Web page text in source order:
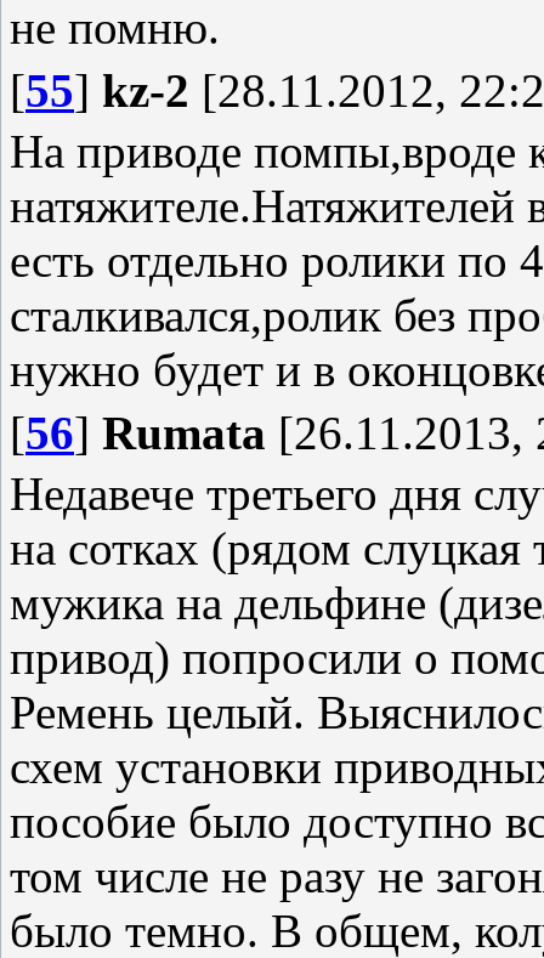
не помню.
[55] kz-2 [28.11.2012,
На приводе помпы,вроде
есть отдельно ролики по
сталкивался,ролик без
нужно будет и в
[56] Rumata [26.11.2013,
Недавече третьего дня
на сотках (рядом слуцкая
мужика на дельфине
привод) попросили о
Ремень целый.
схем установки
пособие было доступно
том числе не разу не
было темно. В общем,